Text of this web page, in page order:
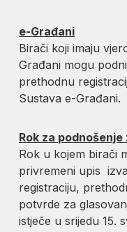
e-Građani
Birači koji imaju
Građani mogu
prethodnu
Sustava e-Građani.
Rok za
Rok u kojem birači
privremeni upis
registraciju,
potvrde za
istječe u srijedu 15.